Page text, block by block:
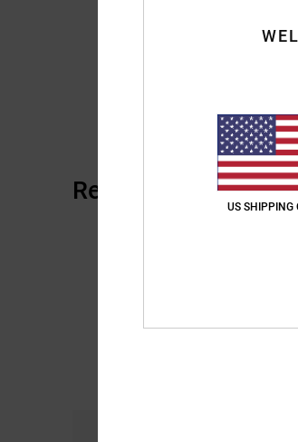
Recensioni dei
US SHIPPING